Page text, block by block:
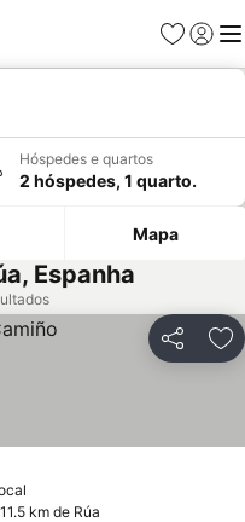
Favoritos
Iniciar
Hóspedes e quartos
2 hóspedes, 1 quarto.
Mapa
Espanha
Partilhar
km de Rúa